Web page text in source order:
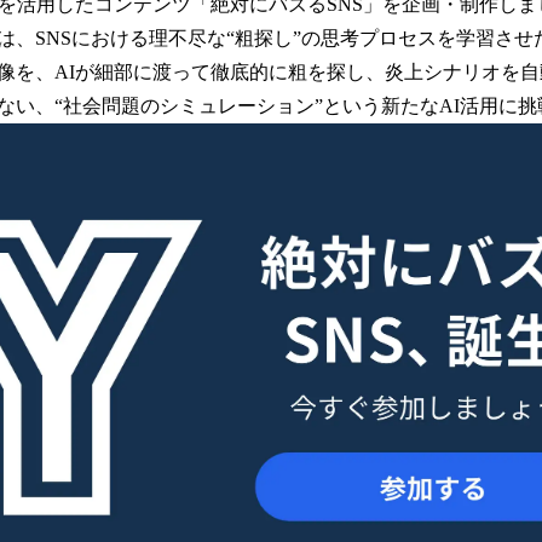
読
み
込
み
中
活用したコンテンツ「絶対にバズるSNS」を企画・制作しま
、SNSにおける理不尽な“粗探し”の思考プロセスを学習さ
を、AIが細部に渡って徹底的に粗を探し、炎上シナリオを
い、“社会問題のシミュレーション”という新たなAI活用に